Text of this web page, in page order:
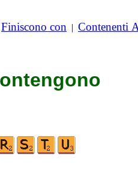
Finiscono con | Contenenti